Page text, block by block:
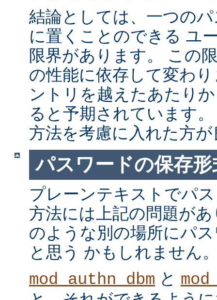
結論としては、一つの
に置くことのできる ユ
限界があります。 この
の性能に依存して変わ
ントリを越えたあたり
ると予期されています
方法を考慮に入れた方
パスワードの保存
プレーンテキストでパ
方法には上記の問題が
のような別の場所にパ
と思う かもしれません
mod_authn_dbm と